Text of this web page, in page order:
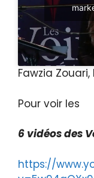
Fawzia Zouari,
Pour voir les
6 vidéos des
https://